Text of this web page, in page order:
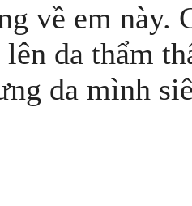
về em này.
da thẩm
da mình